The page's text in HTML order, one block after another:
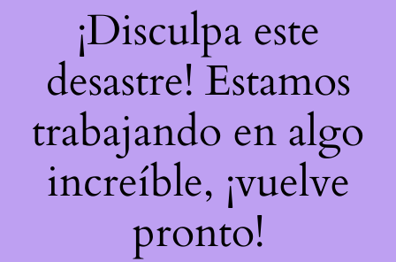
¡Disculpa este
desastre! Estamos
trabajando en algo
increíble, ¡vuelve
pronto!